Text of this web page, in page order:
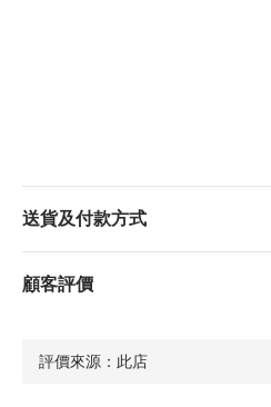
送貨及付款方式
顧客評價